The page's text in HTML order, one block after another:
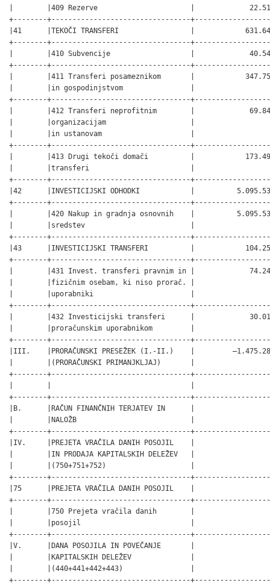
|        |409 Rezerve                      |
+--------+---------------------------------
|41      |TEKOČI TRANSFERI                 |
+--------+---------------------------------
|        |410 Subvencije                   |
+--------+---------------------------------
|        |411 Transferi posameznikom       |
|        |in gospodinjstvom                |
+--------+---------------------------------
|        |412 Transferi neprofitnim        |
|        |organizacijam                    |
|        |in ustanovam                     |
+--------+---------------------------------
|        |413 Drugi tekoči domači          |
|        |transferi                        |
+--------+---------------------------------
|42      |INVESTICIJSKI ODHODKI            |
+--------+---------------------------------
|        |420 Nakup in gradnja osnovnih    |
|        |sredstev                         |
+--------+---------------------------------
|43      |INVESTICIJSKI TRANSFERI          |
+--------+---------------------------------
|        |431 Invest. transferi pravnim in |
|        |fizičnim osebam, ki niso prorač. |
|        |uporabniki                       |
+--------+---------------------------------
|        |432 Investicijski transferi      |
|        |proračunskim uporabnikom         |
+--------+---------------------------------
|III.    |PRORAČUNSKI PRESEŽEK (I.-II.)    |
|        |(PRORAČUNSKI PRIMANJKLJAJ)       |
+--------+---------------------------------
+--------+---------------------------------
|B.      |RAČUN FINANČNIH TERJATEV IN      |
|        |NALOŽB                           |
+--------+---------------------------------
|IV.     |PREJETA VRAČILA DANIH POSOJIL    |
|        |IN PRODAJA KAPITALSKIH DELEŽEV   |
|        |(750+751+752)                    |
+--------+---------------------------------
|75      |PREJETA VRAČILA DANIH POSOJIL    |
+--------+---------------------------------
|        |750 Prejeta vračila danih        |
|        |posojil                          |
+--------+---------------------------------
|V.      |DANA POSOJILA IN POVEČANJE       |
|        |KAPITALSKIH DELEŽEV              |
|        |(440+441+442+443)                |
+--------+---------------------------------